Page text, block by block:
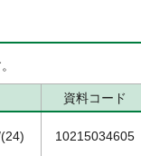
資料コード
10215034605